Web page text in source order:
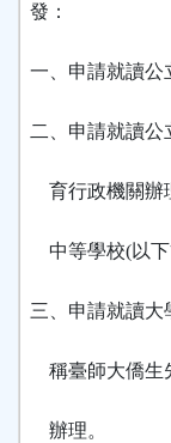
發：
一、申請就讀公
二、申請就讀
育行政機關辦
中等學校(以下
三、申請就讀大
稱臺師大僑生
辦理。